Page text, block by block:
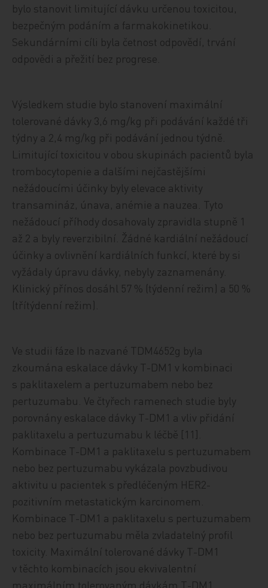
bylo stanovit limitující dávku určenou toxicitou,
bezpečným podáním a farmakokinetikou.
Sekundárními cíli byla četnost odpovědí, trvání
odpovědi a přežití bez progrese.
Výsledkem studie bylo stanovení maximální
tolerované dávky 3,6 mg/kg při podávání každé tři
týdny a 2,4 mg/kg při podávání jednou týdně.
Limitující toxicitou v obou skupinách pacientů byla
trombocytopenie a dalšími nejčastějšími
nežádoucími účinky byly elevace aktivity
transamináz, únava, anémie a nauzea. Tyto
nežádoucí příhody dosahovaly zpravidla stupně 1
až 2 a byly reverzibilní. Žádné kardiální nežádoucí
účinky a ovlivnění kardiálních funkcí, které by si
vyžádaly úpravu dávky, nebyly zaznamenány.
Klinický přínos dosáhl 57 % (týdenní režim) a 50 %
(třítýdenní režim).
Ve studii fáze Ib nazvané TDM4652g byla
zkoumána eskalace dávky T-DM1 v kombinaci
s paklitaxelem a pertuzumabem nebo bez
pertuzumabu. Ve čtyřech ramenech studie byly
porovnány eskalace dávky T-DM1 a vliv přidání
paklitaxelu a pertuzumabu k léčbě [11].
Kombinace T-DM1 a paklitaxelu s pertuzumabem
nebo bez pertuzumabu vykázala povzbudivou
aktivitu u pacientek s předléčeným HER2-
pozitivním metastatickým karcinomem.
Kombinace T-DM1 a paklitaxelu s pertuzumabem
nebo bez pertuzumabu měla zvladatelný profil
toxicity. Maximální tolerované dávky T-DM1
v těchto kombinacích jsou ekvivalentní
maximálním tolerovaným dávkám T-DM1